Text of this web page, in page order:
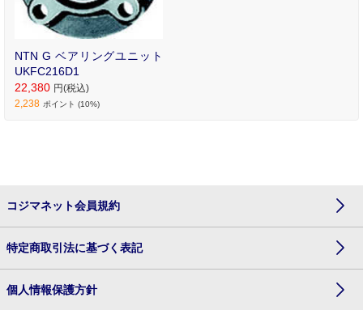
NTN G ベアリングユニット
UKFC216D1
22,380 円(税込)
2,238 ポイント (10%)
コジマネット会員規約
特定商取引法に基づく表記
個人情報保護方針